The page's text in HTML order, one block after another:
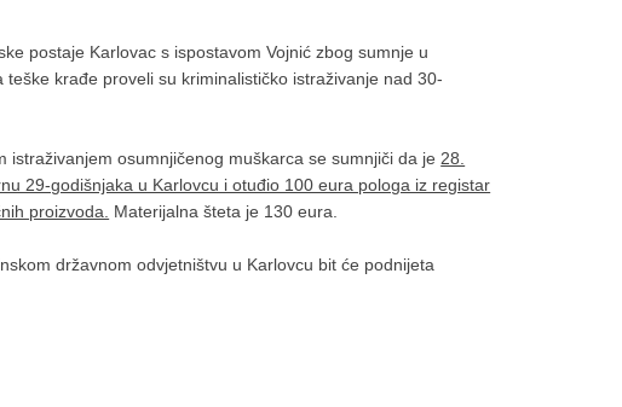
postaje Karlovac s ispostavom Vojnić zbog sumnje u
teške krađe proveli su kriminalističko istraživanje nad 30-
istraživanjem osumnjičenog muškarca se sumnjiči da je 28.
29-godišnjaka u Karlovcu i otuđio 100 eura pologa iz registar
proizvoda.
Materijalna šteta je 130 eura.
državnom odvjetništvu u Karlovcu bit će podnijeta